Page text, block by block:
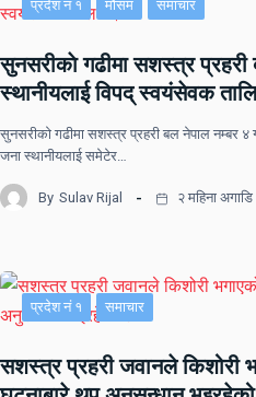
प्रदेश नं १ मौसम समाचार
सुनसरीकाे गढीमा सशस्त्र
स्थानीयलाई विपद् स्वयंसेवक
सुनसरीकाे गढीमा सशस्त्र प्रहरी बल नेपाल नम्बर
जना स्थानीयलाई समेटेर…
By Sulav Rijal २ महिना अगाडि
प्रदेश नं १ समाचार
सशस्त्र प्रहरी जवानले किशोरी